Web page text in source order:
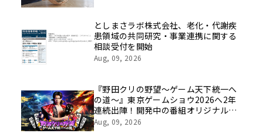
としまさラボ株式会社、老化・代謝疾
患領域の共同研究・事業連携に関する
相談受付を開始
Aug, 09, 2026
『野田クリの野望～ゲーム天下統一へ
の道～』東京ゲームショウ2026へ2年
連続出陣！開発中の番組オリジナルゲ
ームを世界最速体験！失敗したら即
Aug, 09, 2026